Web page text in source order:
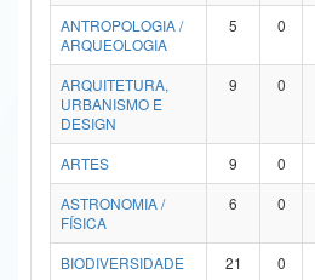
Ministério do Desenvolvimento Regional
Controladoria-Geral da União
Ministério da Mulher, da Família e dos Direitos
Secretaria de Governo
ANTROPOLOGIA /
ARQUEOLOGIA
5 0
ARQUITETURA,
URBANISMO E
DESIGN
9 0
ARTES 9 0
ASTRONOMIA /
FÍSICA
6 0
BIODIVERSIDADE 21 0